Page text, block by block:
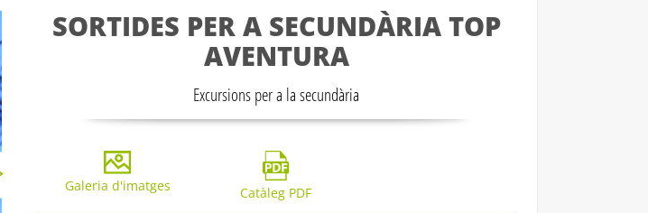
SORTIDES PER A SECUNDÀRIA TOP
AVENTURA
Excursions per a la secundària
Galeria d'imatges Galeria d'imatges
Catàleg PDF